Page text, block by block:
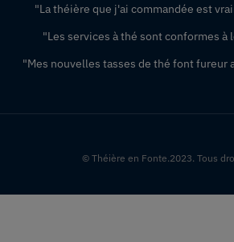
"La théière que j'ai commandée est
"Les services à thé sont conformes à
"Mes nouvelles tasses de thé font fureur
© Théière en Fonte.2023. Tous